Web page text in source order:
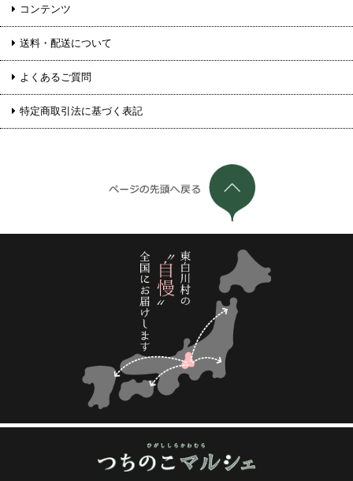
コンテンツ
送料・配送について
よくあるご質問
特定商取引法に基づく表記